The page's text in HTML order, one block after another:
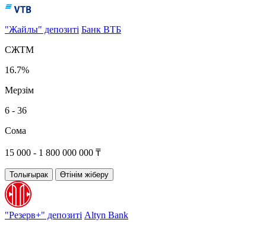
"Жайлы" депозиті Банк ВТБ
СЖТМ
16.7%
Мерзім
6 - 36
Сома
15 000 - 1 800 000 000 ₸
Толығырак Өтінім жіберу
"Резерв+" депозиті Altyn Bank